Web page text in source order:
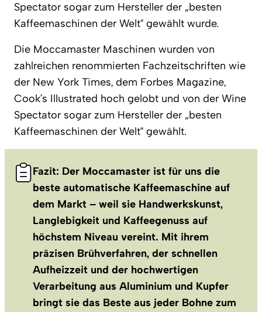
Spectator sogar zum Hersteller der „besten
Kaffeemaschinen der Welt“ gewählt wurde.
Die Moccamaster Maschinen wurden von
zahlreichen renommierten Fachzeitschriften wie
der New York Times, dem Forbes Magazine,
Cook’s Illustrated hoch gelobt und von der Wine
Spectator sogar zum Hersteller der „besten
Kaffeemaschinen der Welt“ gewählt.
Fazit: Der Moccamaster ist für uns die
beste automatische Kaffeemaschine auf
dem Markt – weil sie Handwerkskunst,
Langlebigkeit und Kaffeegenuss auf
höchstem Niveau vereint. Mit ihrem
präzisen Brühverfahren, der schnellen
Aufheizzeit und der hochwertigen
Verarbeitung aus Aluminium und Kupfer
bringt sie das Beste aus jeder Bohne zum